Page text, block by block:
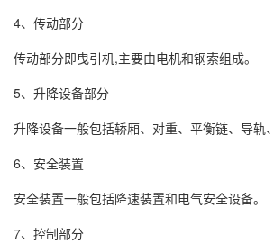
4、传动部分
传动部分即曳引机,主要由电机和钢索组成。
5、升降设备部分
升降设备一般包括轿厢、对重、平衡链、导轨
6、安全装置
安全装置一般包括降速装置和电气安全设备。
7、控制部分